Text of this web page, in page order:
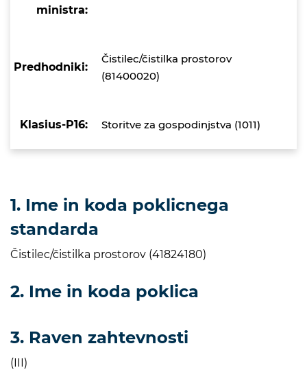
ministra:
Predhodniki:
Čistilec/čistilka prostorov
(81400020)
Klasius-P16: Storitve za gospodinjstva (1011)
1. Ime in koda poklicnega
standarda
Čistilec/čistilka prostorov (41824180)
2. Ime in koda poklica
3. Raven zahtevnosti
(III)